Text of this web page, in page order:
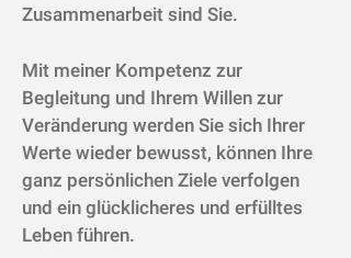
Zusammenarbeit sind Sie.
Mit meiner Kompetenz zur
Begleitung und Ihrem Willen zur
Veränderung werden Sie sich Ihrer
Werte wieder bewusst, können Ihre
ganz persönlichen Ziele verfolgen
und ein glücklicheres und erfülltes
Leben führen.